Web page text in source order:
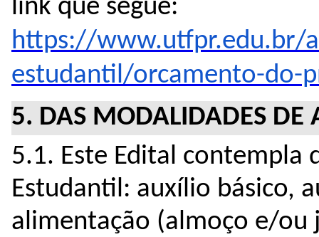
https://www.utfpr.edu.br/
estudantil/orcamento-do-
5. DAS MODALIDADES DE
5.1. Este Edital contempla
Estudantil: auxílio básico,
alimentação (almoço e/